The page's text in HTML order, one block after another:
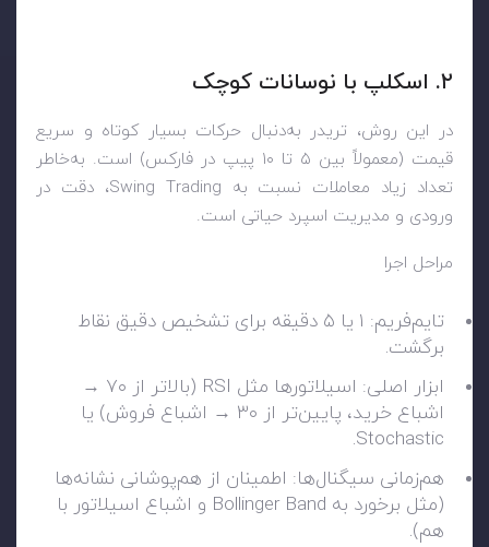
۲. اسکلپ با نوسانات کوچک
در این روش، تریدر به‌دنبال حرکات بسیار کوتاه و سریع
قیمت (معمولاً بین ۵ تا ۱۰ پیپ در فارکس) است. به‌خاطر
تعداد زیاد معاملات نسبت به Swing Trading، دقت در
ورودی و مدیریت اسپرد حیاتی است.
مراحل اجرا
تایم‌فریم: ۱ یا ۵ دقیقه برای تشخیص دقیق نقاط
برگشت.
ابزار اصلی: اسیلاتورها مثل RSI (بالاتر از ۷۰ →
اشباع خرید، پایین‌تر از ۳۰ → اشباع فروش) یا
Stochastic.
هم‌زمانی سیگنال‌ها: اطمینان از هم‌پوشانی نشانه‌ها
(مثل برخورد به Bollinger Band و اشباع اسیلاتور با
هم).